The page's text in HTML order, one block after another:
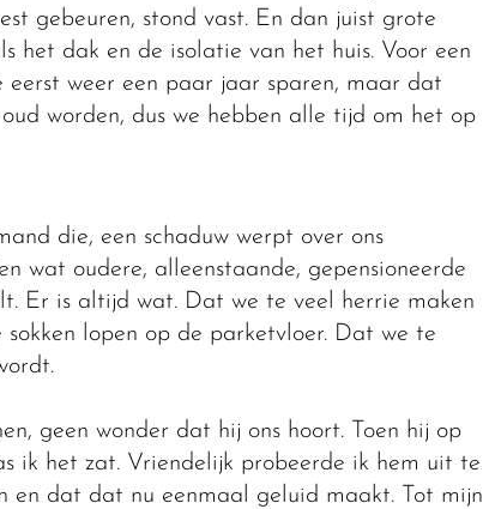
gebeuren, stond vast. En dan juist grote
het dak en de isolatie van het huis. Voor een
eerst weer een paar jaar sparen, maar dat
worden, dus we hebben alle tijd om het op
die, een schaduw werpt over ons
wat oudere, alleenstaande, gepensioneerde
Er is altijd wat. Dat we te veel herrie maken
lopen op de parketvloer. Dat we te
geen wonder dat hij ons hoort. Toen hij op
ik het zat. Vriendelijk probeerde ik hem uit te
en dat dat nu eenmaal geluid maakt. Tot mijn